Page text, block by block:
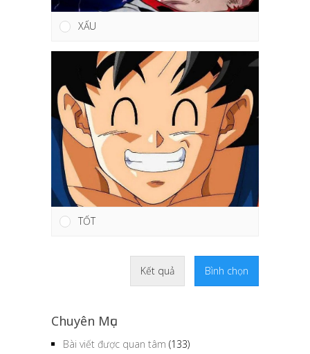
XẤU
TỐT
Kết quả Bình chọn
Chuyên Mục
Bài viết được quan tâm (133)